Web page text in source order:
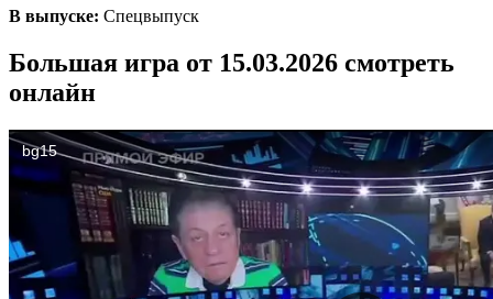
В выпуске: Спецвыпуск
Большая игра от 15.03.2026 смотреть
онлайн